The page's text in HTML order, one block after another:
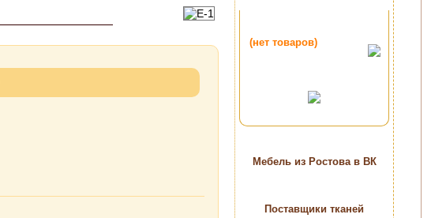
Мебель из Ростова в ВК
Поставщики тканей